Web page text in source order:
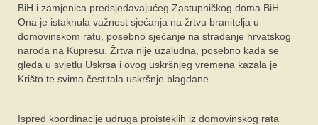
BiH i zamjenica predsjedavajućeg Zastupničkog doma BiH.
Ona je istaknula važnost sjećanja na žrtvu branitelja u
domovinskom ratu, posebno sjećanje na stradanje hrvatskog
naroda na Kupresu. Žrtva nije uzaludna, posebno kada se
gleda u svjetlu Uskrsa i ovog uskršnjeg vremena kazala je
Krišto te svima čestitala uskršnje blagdane.
Ispred koordinacije udruga proisteklih iz domovinskog rata